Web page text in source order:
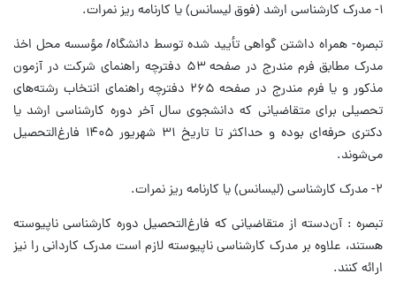
۱- مدرک کارشناسی ارشد (فوق لیسانس) یا کارنامه ریز نمرات.
تبصره- همراه داشتن گواهی تأیید شده توسط دانشگاه/ مؤسسه محل اخذ
مدرک مطابق فرم مندرج در صفحه ۵۳ دفترچه راهنمای شرکت در آزمون
مذکور و یا فرم مندرج در صفحه ۲۶۵ دفترچه راهنمای انتخاب رشته‌های
تحصیلی برای متقاضیانی که دانشجوی سال آخر دوره کارشناسی ارشد یا
دکتری حرفه‌ای بوده و حداکثر تا تاریخ ۳۱ شهریور ۱۴۰۵ فارغ‌التحصیل
می‌شوند.
۲- مدرک کارشناسی (لیسانس) یا کارنامه ریز نمرات.
تبصره : آن‌دسته از متقاضیانی که فارغ‌التحصیل دوره کارشناسی ناپیوسته
هستند، علاوه بر مدرک کارشناسی ناپیوسته لازم است مدرک کاردانی را نیز
ارائه کنند.